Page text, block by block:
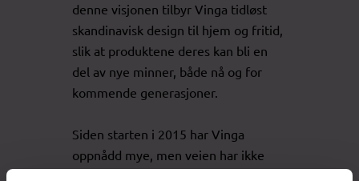
denne visjonen tilbyr Vinga tidløst
skandinavisk design til hjem og fritid,
slik at produktene deres kan bli en
del av nye minner, både nå og for
kommende generasjoner.
Siden starten i 2015 har Vinga
oppnådd mye, men veien har ikke